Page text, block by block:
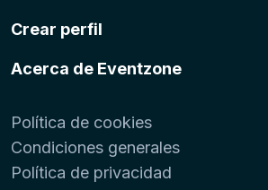
Crear perfil
Acerca de Eventzone
Política de cookies
Condiciones generales
Política de privacidad